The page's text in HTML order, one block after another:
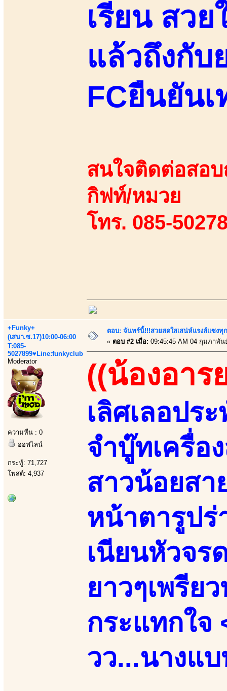
เรียน สว
แล้วถึงกับ
FCยืนยัน
สนใจติดต่อสอบ
กิฟท์/หมวย
โทร. 085-
+Funky+
(เสนา.ซ.17)10:00-06:00
T:085-
5027899♥Line:funkyclub
Moderator
ความหื่น : 0
ออฟไลน์
กระทู้: 71,727
โพสต์: 4,937
ตอบ: จันทร์นี้!!!สวยสดใสเสน่ห์แรงส์แซงทุ
« ตอบ #2 เมื่อ: 09:45:45 AM 04 กุมภาพัน
((น้องอาร
เลิศเลอปร
จำบู๊ทเครื่อ
สาวน้อยสา
หน้าตารูปร่
เนียนหัวจร
ยาวๆเพรีย
กระแทกใจ
วว...นางแ